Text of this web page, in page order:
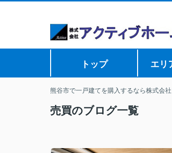
トップ エリ
熊谷市で一戸建てを購入するなら株式会
売買のブログ一覧